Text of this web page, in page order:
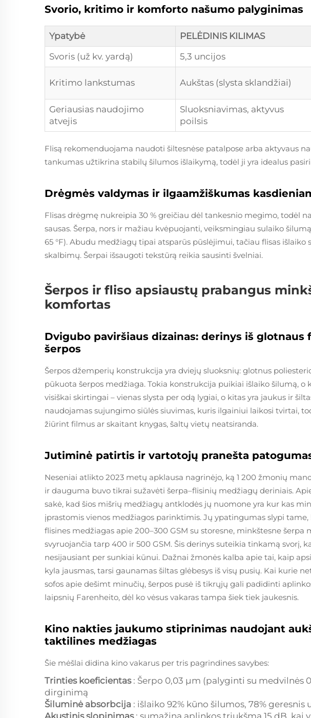
Svorio, kritimo ir komforto našumo palyginimas
Ypatybė PELĖDINIS KILIMAS
Svoris (už kv. yardą)
5,3 uncijos
Kritimo lankstumas Aukštas (slysta sklandžiai)
Geriausias naudojimo
atvejis
Sluoksniavimas, aktyvus
poilsis
Flisą rekomenduojama naudoti šiltesnėse patalpose arba aktyvaus
tankumas užtikrina stabilų šilumos išlaikymą, todėl ji yra idealus
Drėgmės valdymas ir ilgaamžiškumas
Flisas drėgmę nukreipia 30 % greičiau dėl tankesnio megimo, todėl
sausas. Šerpa, nors ir mažiau kvėpuojanti, veiksmingiau sulaiko
65 °F). Abudu medžiagų tipai atsparūs pūslėjimui, tačiau flisas išlaiko
skalbimų. Šerpai išsaugoti tekstūrą reikia sausinti švelniai.
Šerpos ir fliso apsiaustų prabangus
komfortas
Dvigubo paviršiaus dizainas: derinys iš glotnaus
šerpos
Šerpos džemperių konstrukcija yra dviejų sluoksnių: glotnus
pūkuota šerpos medžiaga. Tokia konstrukcija puikiai išlaiko šilumą, o
visiškai skirtingai – vienas slysta per odą lygiai, o kitas yra jaukus ir
naudojamas sujungimo siūlės siuvimas, kuris ilgainiui laikosi tvirtai,
žiūrint filmus ar skaitant knygas, šaltų vietų neatsiranda.
Jutiminė patirtis ir vartotojų pranešta
Neseniai atlikto 2023 metų apklausa nagrinėjo, ką 1 200 žmonių
ir dauguma buvo tikrai sužavėti šerpa–flisinių medžiagų deriniais.
sakė, kad šios mišrių medžiagų antklodės jų nuomone yra kur kas
įprastomis vienos medžiagos parinktimis. Jų ypatingumas slypi
flisines medžiagas apie 200–300 GSM su storesne, minkštesne šerpa
svyruojančia tarp 400 ir 500 GSM. Šis derinys suteikia tinkamą svorį,
nesijausiant per sunkiai kūnui. Dažnai žmonės kalba apie tai, kaip
kyla jausmas, tarsi gaunamas šiltas glėbesys iš visų pusių. Kai kurie
sofos apie dešimt minučių, šerpos pusė iš tikrųjų gali padidinti
laipsnių Farenheito, dėl ko vėsus vakaras tampa šiek tiek jaukesnis.
Kino nakties jaukumo stiprinimas naudojant
taktilines medžiagas
Šie mėšlai didina kino vakarus per tris pagrindines savybes:
Trinties koeficientas : Šerpo 0,03 μm (palyginti su medvilnės
dirginimą
Šiluminė absorbcija : išlaiko 92% kūno šilumos, 78% geresnis
Akustinis slopinimas : sumažina aplinkos triukšmą 15 dB, kai